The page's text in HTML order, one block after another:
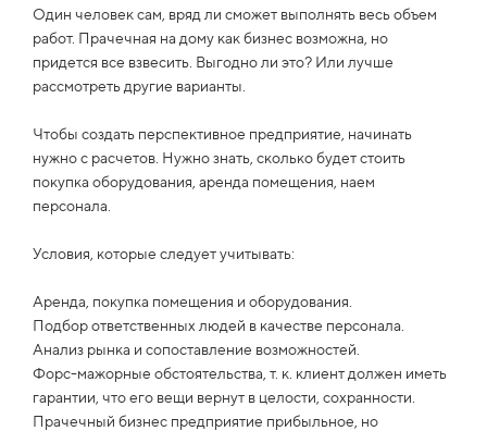
Один человек сам, вряд ли сможет выполнять весь объем
работ. Прачечная на дому как бизнес возможна, но
придется все взвесить. Выгодно ли это? Или лучше
рассмотреть другие варианты.
Чтобы создать перспективное предприятие, начинать
нужно с расчетов. Нужно знать, сколько будет стоить
покупка оборудования, аренда помещения, наем
персонала.
Условия, которые следует учитывать:
Аренда, покупка помещения и оборудования.
Подбор ответственных людей в качестве персонала.
Анализ рынка и сопоставление возможностей.
Форс-мажорные обстоятельства, т. к. клиент должен иметь
гарантии, что его вещи вернут в целости, сохранности.
Прачечный бизнес предприятие прибыльное, но